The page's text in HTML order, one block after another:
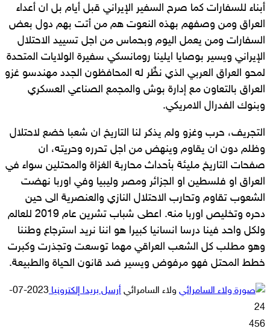
أبناء للسفارات كما صرح السفير الإيراني قبل أيام بل ان أعداء
العراق ومن وصفهم بهذه النعوت هم من أتت بهم دول بعض
السفارات ومن يعمل اليوم وبحماس من اجل تسييد الاحتلال
الإيراني ويسير بوصايا ايلينا رومانسكي سفيرة الولايات المتحدة
لمحو العراق العربي الذي نظٌر له المحافظون الجدد مهندسو غزو
العراق بالتعاون مع إدارة بوش والمجمع الصناعي العسكري
وبنوك الفدرال الامريكي.
التجريف، حرب وغزو ولم يذكر لنا التاريخ ان شعبا خضع لاحتلال
وظلم دون ان يقاوم وينهض من اجل تحرره وحريته، ان
صفحات التاريخ مليئة بأحداث محاربة الغزاة والمحتلين سواء في
العراق او فلسطين او الجزائر ومصر وليبيا وفي اوربا نهضت
الشعوب تقاوم وتحارب الاحتلال النازي والعنصرية الى حين
دحره وتخليص اوربا منه. اعطى شباب تشرين عام 2019 للعالم
ولكل واحد فينا درسا انسانيا كبيرا هو اننا نريد استرجاع وطننا
وهو مطلب كل الشعب العراقي مهما توسعت وتجذرت وكبرت
خطط المحتل فهو مرفوض ويسير ضد قانون الحياة والطبيعة.
ولاء السامرائي أرسل بريدا إلكترونيا
2023-07-
24
456